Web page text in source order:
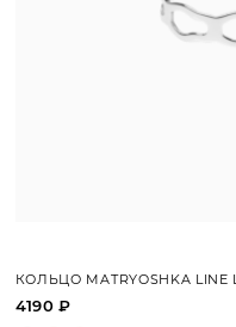
КОЛЬЦО MATRYOSHKA LINE L
4190 ₽